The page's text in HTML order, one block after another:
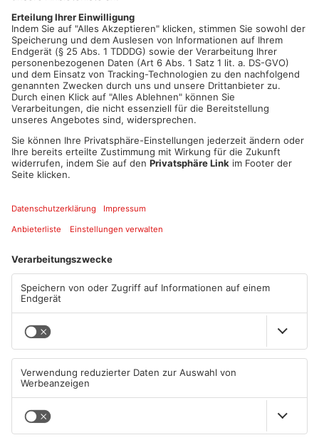
Das Morddrama um Maria Dessauer war nicht nur aufgrund
ihres hohen Alters so Aufsehen erregend: Sie war Tochter des
bekannten Aschaffenburger Biophysikers Friedrich Dessauer.
Begraben ist sie auf dem Aschaffenburger Altstadt-Friedhof,
direkt neben ihrem berühmten Vater.
Artikel teilen
Mehr aus
Aschaffenburg